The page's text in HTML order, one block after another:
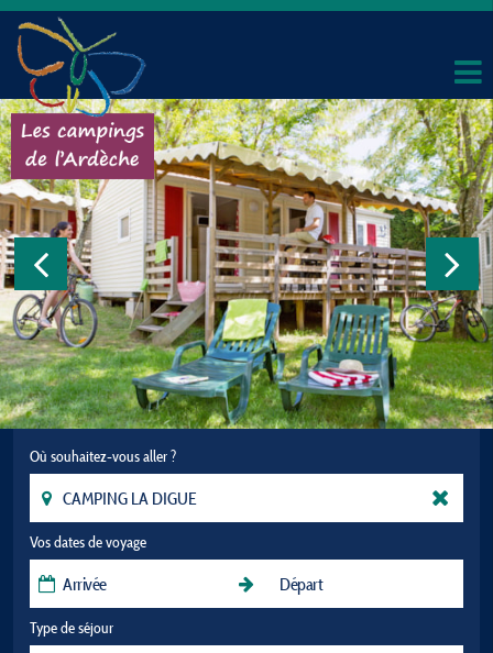
Où souhaitez-vous aller ?
Vos dates de voyage
Type de séjour